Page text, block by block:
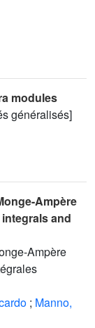
modules
généralisés]
Ampère
and
Ampère
; Manno,